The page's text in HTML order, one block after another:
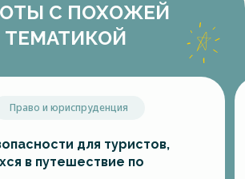
С ПОХОЖЕЙ
ТЕМАТИКОЙ
Право и юриспруденция
для туристов,
в путешествие по